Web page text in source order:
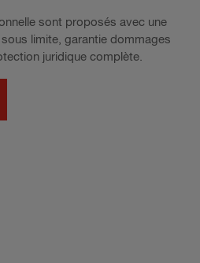
sont proposés avec une
limite, garantie dommages
juridique complète.